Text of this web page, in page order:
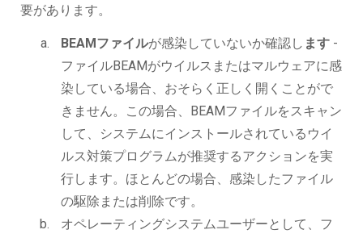
要があります。
BEAMファイルが感染していないか確認し ます -
ファイルBEAMがウイルスまたはマルウェアに感
染している場合、おそらく正しく開くことがで
きません。この場合、BEAMファイルをスキャン
して、システムにインストールされているウイ
ルス対策プログラムが推奨するアクションを実
行します。ほとんどの場合、感染したファイル
の駆除または削除です。
オペレーティングシステムユーザーとして、フ